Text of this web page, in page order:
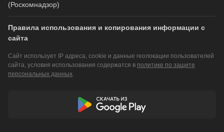
(Роскомнадзор)
Правила использования и копирования информации с
сайта
Сайт использует IP адреса, cookie и данные геолокации пользователей
сайта, условия использования содержатся в политике по защите
персональных данных.